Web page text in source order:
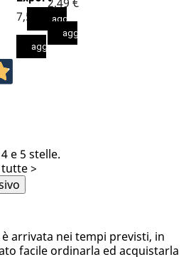
7,50 €
aggiungi al carrello
aggiungi al carrello
aggiungi al carrello
aggiungi al carrello
e 5 stelle.
>
arrivata nei tempi previsti, in
facile ordinarla ed acquistarla